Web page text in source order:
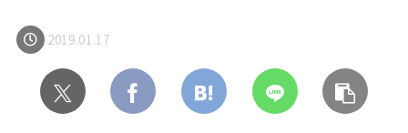
2019.01.17